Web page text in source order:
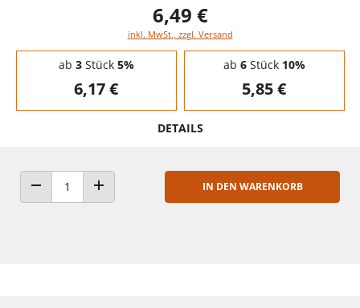
6,49 €
inkl. MwSt., zzgl. Versand
Staffelpreise - Mengenrabatt
ab 3Stück 5%
6,17 €
ab 6Stück 10%
5,85 €
DETAILS
ANZAHL VERRINGERNANZAHL ERHÖHEN
IN DEN WARENKORB